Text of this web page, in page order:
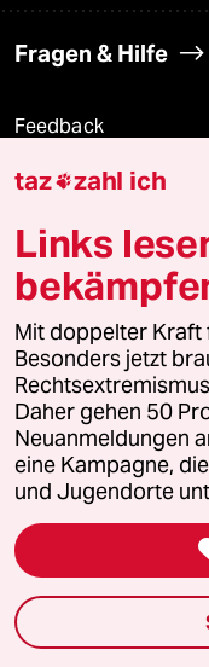
Fragen & Hilfe
Feedback
Aboservice
ePaper Login
Downloads für
© 2026 taz Verlags
Alle Rechte vorbehalten.
wenden Sie sich bitte an
Feedback
Seitenwende
taz zahl ich
Links
Mit doppelter Kraft
Besonders jetzt
Daher gehen 50
Neuanmeldungen
eine Kampagne,
und Jugendorte